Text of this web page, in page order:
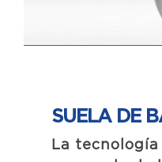
SUELA DE
La